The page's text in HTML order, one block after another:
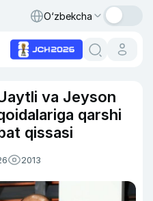
O‘zbekcha
va Jeyson
qarshi
qissasi
2013